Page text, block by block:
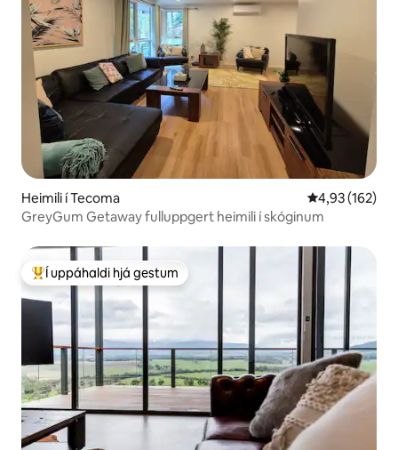
Heimili í Tecoma 4,93 af 5 í
4,93 (162)
GreyGum Getaway fulluppgert heimili í skóginum
Í mestu uppáhaldi hjá gestum
Í uppáhaldi hjá gestum